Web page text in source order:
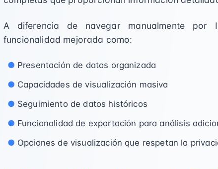
A diferencia de navegar manualmente por
funcionalidad mejorada como:
Presentación de datos organizada
Capacidades de visualización masiva
Seguimiento de datos históricos
Funcionalidad de exportación para análisis
Opciones de visualización que respetan la